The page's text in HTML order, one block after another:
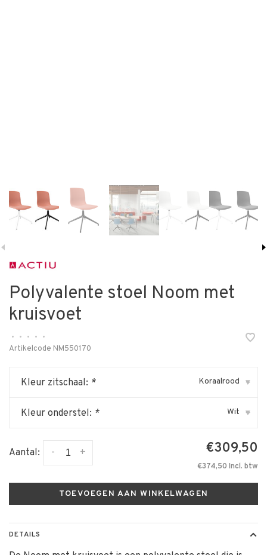
Polyvalente stoel Noom met
kruisvoet
• • • •
•
Artikelcode NM550170
Kleur zitschaal: * Koraalrood ▾
Kleur onderstel: * Wit ▾
Aantal: +
- €309,50
€374,50 Incl. btw
TOEVOEGEN AAN WINKELWAGEN
DETAILS